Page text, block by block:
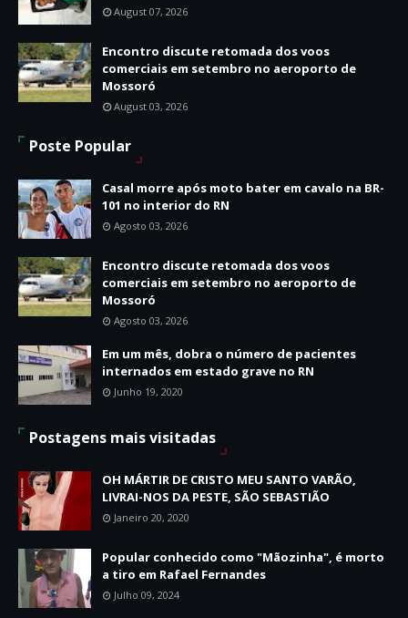
August 07, 2026
Encontro discute retomada dos voos
comerciais em setembro no aeroporto de
Mossoró
August 03, 2026
Poste Popular
Casal morre após moto bater em cavalo na BR-
101 no interior do RN
Agosto 03, 2026
Encontro discute retomada dos voos
comerciais em setembro no aeroporto de
Mossoró
Agosto 03, 2026
Em um mês, dobra o número de pacientes
internados em estado grave no RN
Junho 19, 2020
Postagens mais visitadas
OH MÁRTIR DE CRISTO MEU SANTO VARÃO,
LIVRAI-NOS DA PESTE, SÃO SEBASTIÃO
Janeiro 20, 2020
Popular conhecido como "Mãozinha", é morto
a tiro em Rafael Fernandes
Julho 09, 2024